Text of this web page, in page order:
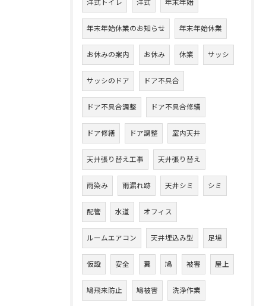
洋式トイレ 洋式 年末年始
年末年始休業のお知らせ 年末年始休業
お休みの案内 お休み 休業 サッシ
サッシのドア ドア不具合
ドア不具合調整 ドア不具合修繕
ドア修繕 ドア調整 室内天井
天井張り替え工事 天井張り替え
雨染み 雨漏れ跡 天井シミ シミ
配管 水道 オフィス
ルームエアコン 天井埋込み型 足場
仮設 安全 糞 鳩 被害 屋上
鳩飛来防止 鳩被害 洗浄作業